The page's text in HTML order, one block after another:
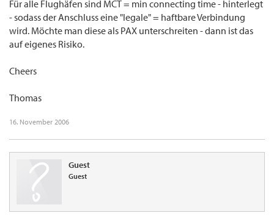
Für alle Flughäfen sind MCT = min connecting time - hinterlegt
- sodass der Anschluss eine "legale" = haftbare Verbindung
wird. Möchte man diese als PAX unterschreiten - dann ist das
auf eigenes Risiko.
Cheers
Thomas
16. November 2006
Guest
Guest